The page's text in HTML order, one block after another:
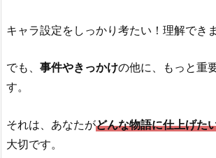
キャラ設定をしっかり考たい！理解できま
でも、 事件やきっかけの他に、もっと重
す。
それは、あなたがどんな物語に仕上げた
大切です。